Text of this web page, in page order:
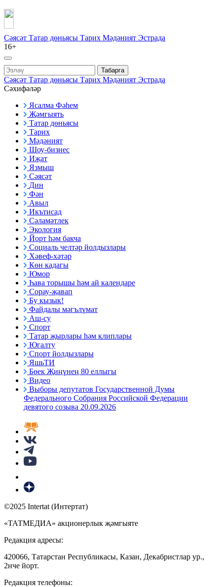
Сәясәт Татар дөньясы Тарих Мәдәният Эстрада
16+
Табарга
Сәясәт Татар дөньясы Тарих Мәдәният Эстрада
Сәхифәләр
Ясалма Фәһем
Җәмгыять
Татар дөньясы
Тарих
Мәдәният
Шоу-бизнес
Иҗат
Язмыш
Сәясәт
Дин
Фән
Авыл
Икътисад
Сәламәтлек
Экология
Йорт һәм бакча
Социаль челтәр йолдызлары
Хәвеф-хәтәр
Көн кадагы
Юмор
Һава торышы һәм ай календаре
Сорау-җавап
Бу кызык!
Файдалы мәгълүмат
Аш-су
Спорт
Татар җырлары һәм клиплары
Югалту
Спорт йолдызлары
ЯшьТИ
Бөек Җиңүнең 80 еллыгы
Видео
Выборы депутатов Государственной Думы
Федерального Собрания Российской Федерации
девятого созыва 20.09.2026
©2025 Intertat (Интертат)
«ТАТМЕДИА» акционерлык җәмгыяте
Редакция адресы:
420066, Татарстан Республикасы, Казан, Декабристлар ур.,
2нче йорт.
Редакция телефоны: